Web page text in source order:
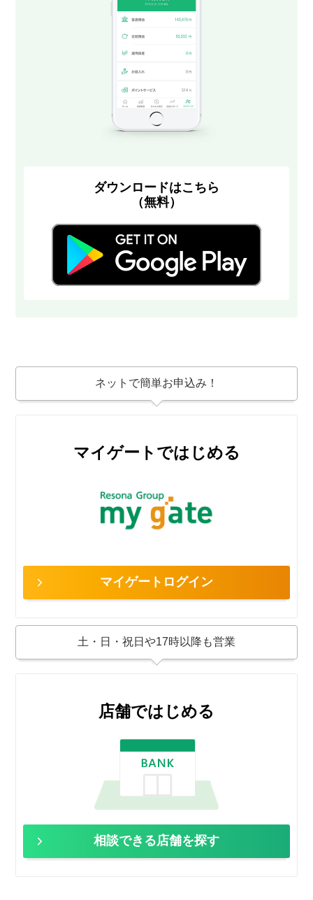
ダウンロードはこちら
（無料）
ネットで簡単お申込み！
マイゲートではじめる
マイゲートログイン
土・日・祝日や17時以降も営業
店舗ではじめる
相談できる店舗を探す